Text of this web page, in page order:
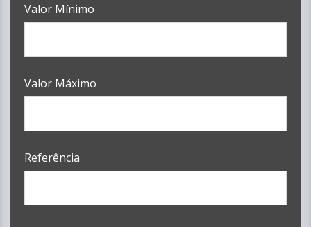
Valor Mínimo
Valor Máximo
Referência